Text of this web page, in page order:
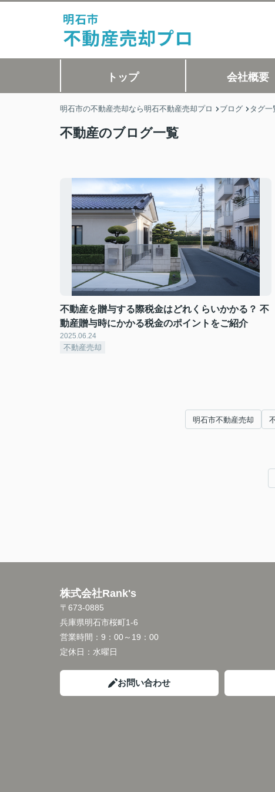
トップ 会社概要
明石市の不動産売却なら明石不動産売却プロ ブログ タグ一
不動産のブログ一覧
不動産を贈与する際税金はどれくらいかかる？ 不
動産贈与時にかかる税金のポイントをご紹介
2025.06.24
不動産売却
明石市不動産売却
株式会社Rank's
〒673-0885
兵庫県明石市桜町1-6
営業時間： 9：00～19：00
定休日： 水曜日
お問い合わせ